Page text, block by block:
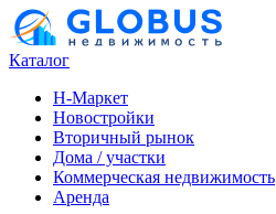
Каталог
Н-Маркет
Новостройки
Вторичный рынок
Дома / участки
Коммерческая недвижимость
Аренда